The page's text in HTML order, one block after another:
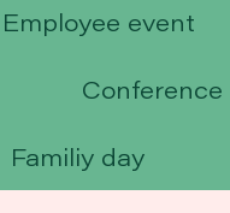
Employee event
Conference
Familiy day